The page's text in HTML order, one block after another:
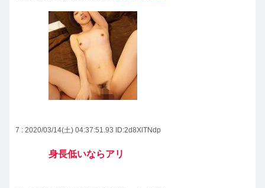
7 : 2020/03/14(土) 04:37:51.93 ID:2d8XlTNdp
身長低いならアリ